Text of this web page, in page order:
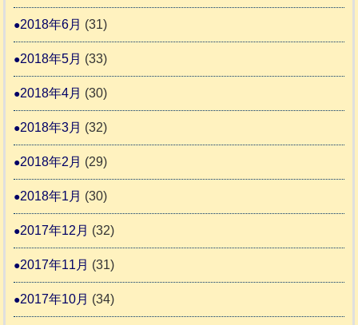
2018年6月 (31)
2018年5月 (33)
2018年4月 (30)
2018年3月 (32)
2018年2月 (29)
2018年1月 (30)
2017年12月 (32)
2017年11月 (31)
2017年10月 (34)